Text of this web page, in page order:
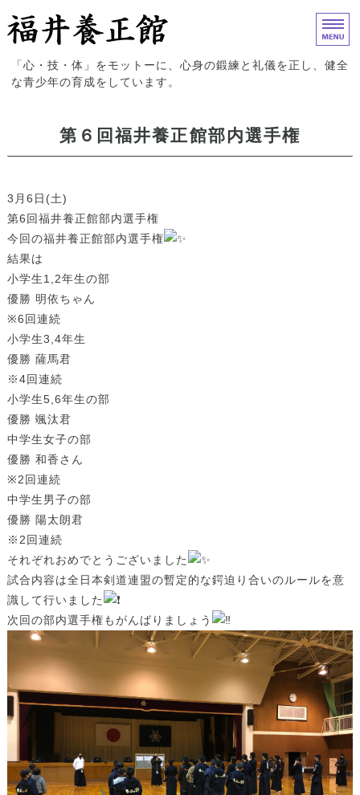
福井養正館｜心身の鍛練と礼
「心・技・体」をモットーに、心身の鍛練と礼儀を正し、健全
な青少年の育成をしています。
入門案内
試合結果
道場概要
お問い合わせ
第６回福井養正館部内選手権
3月6日(土)
第6回福井養正館部内選手権
今回の福井養正館部内選手権
結果は
小学生1,2年生の部
優勝 明依ちゃん
※6回連続
小学生3,4年生
優勝 薩馬君
※4回連続
小学生5,6年生の部
優勝 颯汰君
中学生女子の部
優勝 和香さん
※2回連続
中学生男子の部
優勝 陽太朗君
※2回連続
それぞれおめでとうございました
試合内容は全日本剣道連盟の暫定的な鍔迫り合いのルールを意
識して行いました
次回の部内選手権もがんばりましょう